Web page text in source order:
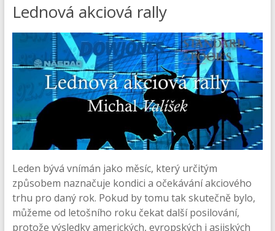
Lednová akciová rally
Leden bývá vnímán jako měsíc, který určitým
způsobem naznačuje kondici a očekávání akciového
trhu pro daný rok. Pokud by tomu tak skutečně bylo,
můžeme od letošního roku čekat další posilování,
protože výsledky amerických, evropských i asijských